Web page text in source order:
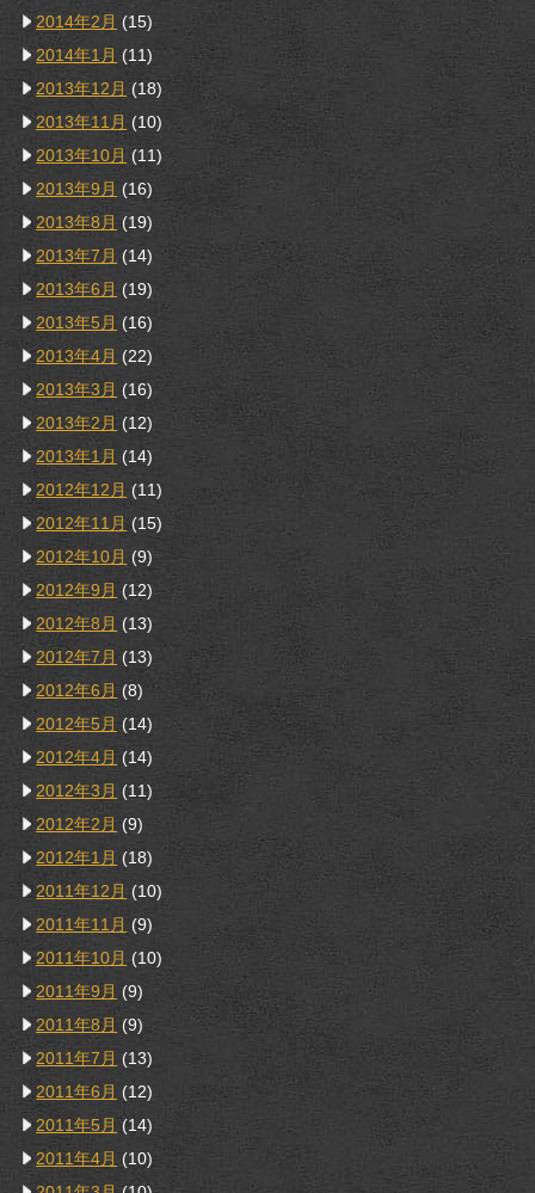
2014年2月 (15)
2014年1月 (11)
2013年12月 (18)
2013年11月 (10)
2013年10月 (11)
2013年9月 (16)
2013年8月 (19)
2013年7月 (14)
2013年6月 (19)
2013年5月 (16)
2013年4月 (22)
2013年3月 (16)
2013年2月 (12)
2013年1月 (14)
2012年12月 (11)
2012年11月 (15)
2012年10月 (9)
2012年9月 (12)
2012年8月 (13)
2012年7月 (13)
2012年6月 (8)
2012年5月 (14)
2012年4月 (14)
2012年3月 (11)
2012年2月 (9)
2012年1月 (18)
2011年12月 (10)
2011年11月 (9)
2011年10月 (10)
2011年9月 (9)
2011年8月 (9)
2011年7月 (13)
2011年6月 (12)
2011年5月 (14)
2011年4月 (10)